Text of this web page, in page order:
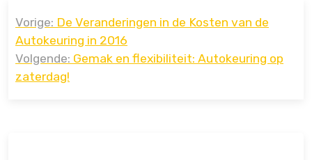
navigatie
Vorige: De Veranderingen in de Kosten van de
Autokeuring in 2016
Volgende: Gemak en flexibiliteit: Autokeuring op
zaterdag!